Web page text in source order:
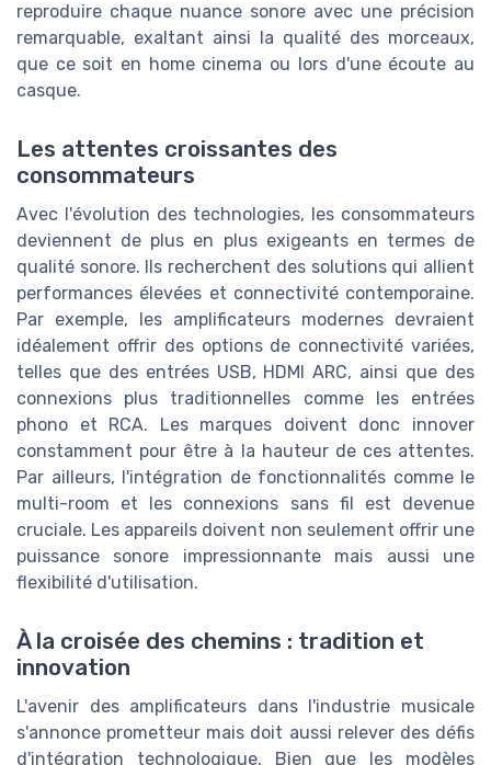
reproduire chaque nuance sonore avec une précision
remarquable, exaltant ainsi la qualité des morceaux,
que ce soit en home cinema ou lors d'une écoute au
casque.
Les attentes croissantes des
consommateurs
Avec l'évolution des technologies, les consommateurs
deviennent de plus en plus exigeants en termes de
qualité sonore. Ils recherchent des solutions qui allient
performances élevées et connectivité contemporaine.
Par exemple, les amplificateurs modernes devraient
idéalement offrir des options de connectivité variées,
telles que des entrées USB, HDMI ARC, ainsi que des
connexions plus traditionnelles comme les entrées
phono et RCA. Les marques doivent donc innover
constamment pour être à la hauteur de ces attentes.
Par ailleurs, l'intégration de fonctionnalités comme le
multi-room et les connexions sans fil est devenue
cruciale. Les appareils doivent non seulement offrir une
puissance sonore impressionnante mais aussi une
flexibilité d'utilisation.
À la croisée des chemins : tradition et
innovation
L'avenir des amplificateurs dans l'industrie musicale
s'annonce prometteur mais doit aussi relever des défis
d'intégration technologique. Bien que les modèles